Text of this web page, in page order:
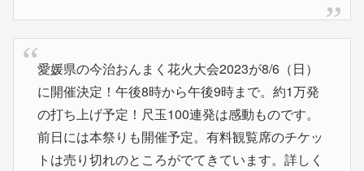
愛媛県の今治おんまく花火大会2023が8/6（日）
に開催決定！午後8時から午後9時まで。約1万発
の打ち上げ予定！尺玉100連発は感動ものです。
前日には本祭りも開催予定。有料観覧席のチケッ
トは売り切れのところがでてきています。詳しく